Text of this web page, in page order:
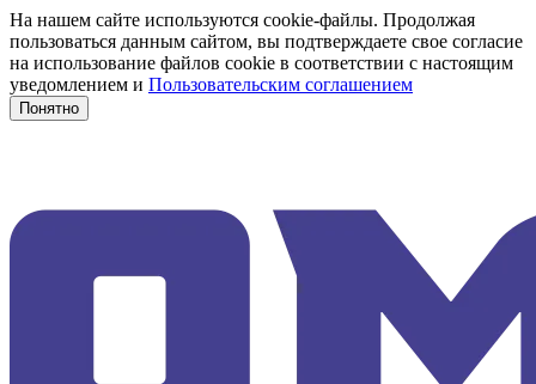
На нашем сайте используются cookie-файлы. Продолжая
пользоваться данным сайтом, вы подтверждаете свое согласие
на использование файлов cookie в соответствии с настоящим
уведомлением и Пользовательским соглашением
Понятно